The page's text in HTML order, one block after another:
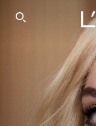
SEARCH THIS SITE